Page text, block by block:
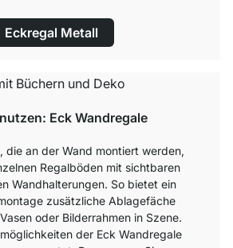
Eckregal Metall
Eck Wandregale
die an der Wand montiert werden,
Regalböden mit sichtbaren
Wandhalterungen. So bietet ein
zusätzliche Ablagefäche
oder Bilderrahmen in Szene.
der Eck Wandregale